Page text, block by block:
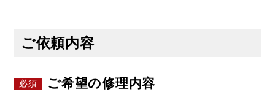
ご依頼内容
ご希望の修理内容